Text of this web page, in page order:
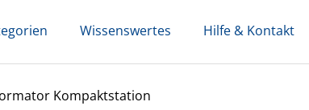
Wissenswertes Hilfe & Kontakt
Kompaktstation